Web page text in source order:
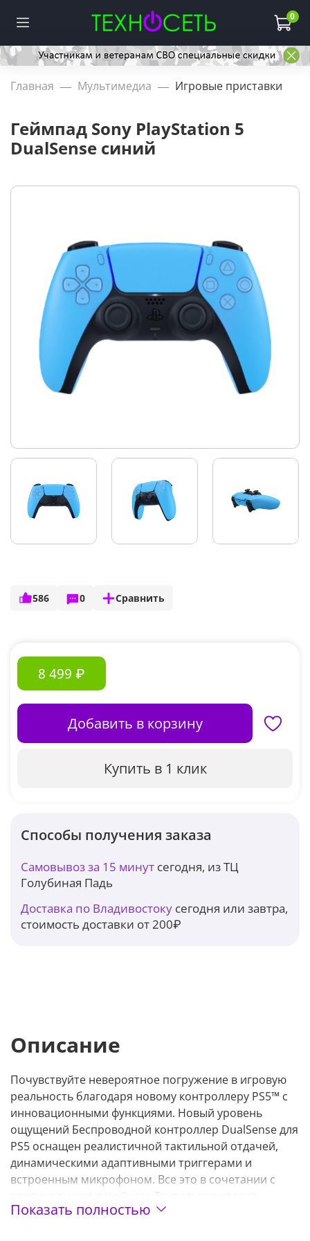
0
Главная Мультимедиа Игровые приставки
Геймпад Sony PlayStation 5
DualSense синий
586 0 Сравнить
8 499 ₽
Добавить в корзину
Купить в 1 клик
Способы получения заказа
Самовывоз за 15 минут сегодня, из ТЦ
Голубиная Падь
Доставка по Владивостоку сегодня или завтра,
стоимость доставки от 200₽
Описание
Почувствуйте невероятное погружение в игровую
реальность благодаря новому контроллеру PS5™ с
инновационными функциями. Новый уровень
ощущений Беспроводной контроллер DualSense для
PS5 оснащен реалистичной тактильной отдачей,
динамическими адаптивными триггерами и
встроенным микрофоном. Все это в сочетании с
оригинальным дизайном. Тактильная отдача
Почувствуйте физическую отдачу в ответ на ваши
Показать полностью